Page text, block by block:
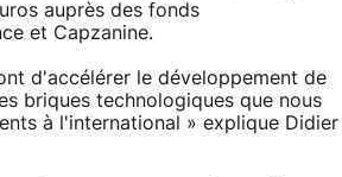
auprès des fonds
et Capzanine.
d'accélérer le développement de
briques technologiques que nous
à l'international » explique Didier